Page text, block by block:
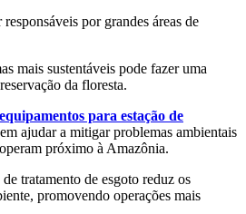
por grandes áreas de
mais sustentáveis pode fazer uma
da floresta.
equipamentos para estação de
ajudar a mitigar problemas ambientais
próximo à Amazônia.
tratamento de esgoto reduz os
promovendo operações mais